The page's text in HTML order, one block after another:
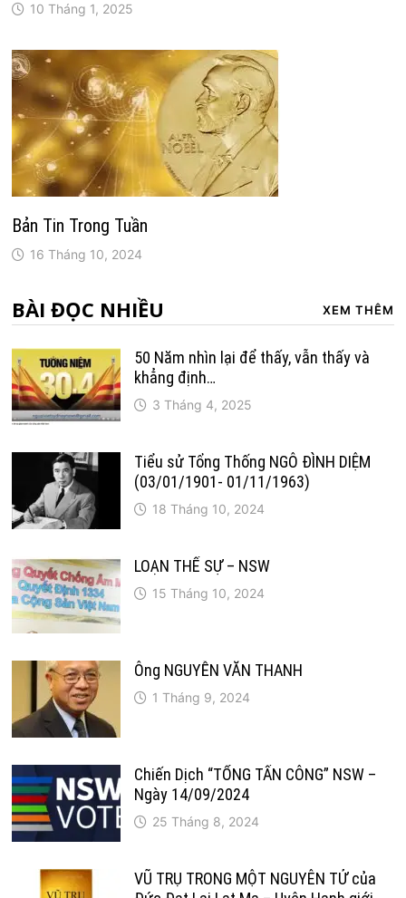
10 Tháng 1, 2025
Bản Tin Trong Tuần
16 Tháng 10, 2024
BÀI ĐỌC NHIỀU XEM THÊM
50 Năm nhìn lại để thấy, vẫn thấy và
khẳng định…
3 Tháng 4, 2025
Tiểu sử Tổng Thống NGÔ ĐÌNH DIỆM
(03/01/1901- 01/11/1963)
18 Tháng 10, 2024
LOẠN THẾ SỰ – NSW
15 Tháng 10, 2024
Ông NGUYỄN VĂN THANH
1 Tháng 9, 2024
Chiến Dịch “TỔNG TẤN CÔNG” NSW –
Ngày 14/09/2024
25 Tháng 8, 2024
VŨ TRỤ TRONG MỘT NGUYÊN TỬ của